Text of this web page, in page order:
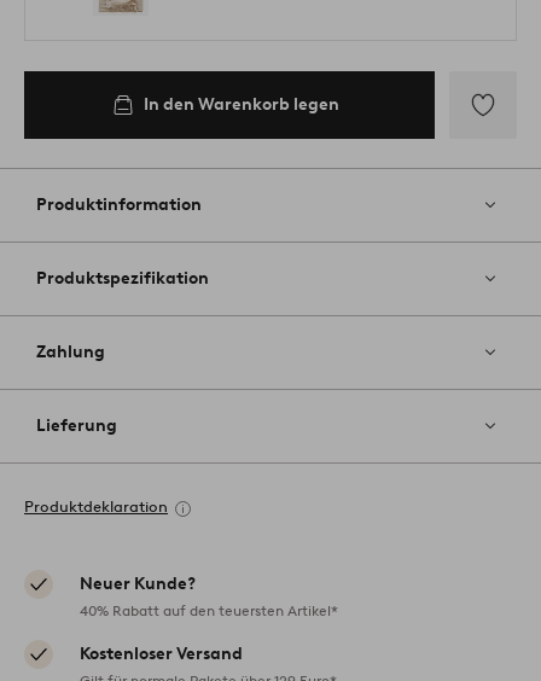
In den Warenkorb legen
Favoriten
Produktinformation
Produktspezifikation
Zahlung
Lieferung
Produktdeklaration
Neuer Kunde?
40% Rabatt auf den teuersten Artikel*
Kostenloser Versand